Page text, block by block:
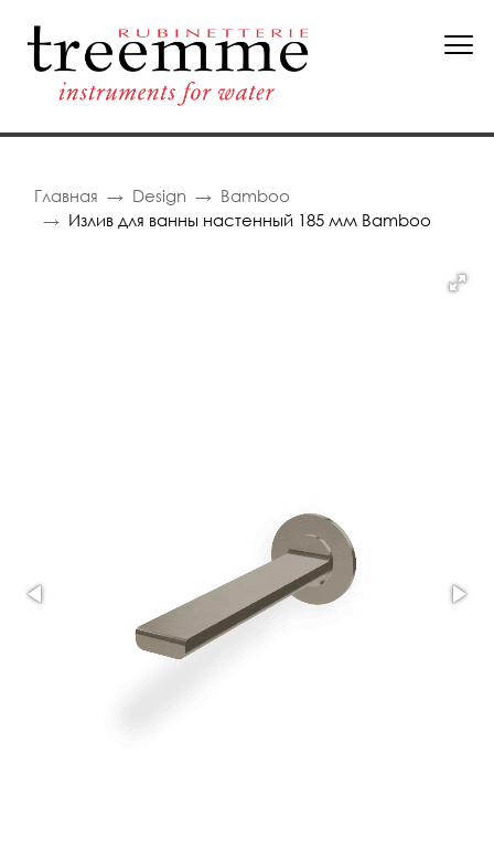
Главная Design
Bamboo
Излив для ванны настенный 185 мм Bamboo